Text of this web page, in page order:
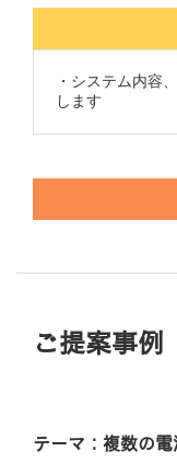
・システム内容
します
ご提案事例
テーマ：複数の電